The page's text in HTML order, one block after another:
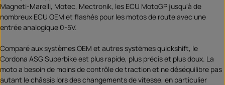
Magneti-Marelli, Motec, Mectronik, les ECU MotoGP jusqu'à de
nombreux ECU OEM et flashés pour les motos de route avec une
entrée analogique 0-5V.
Comparé aux systèmes OEM et autres systèmes quickshift, le
Cordona ASG Superbike est plus rapide, plus précis et plus doux. La
moto a besoin de moins de contrôle de traction et ne déséquilibre pas
autant le châssis lors des changements de vitesse, en particulier